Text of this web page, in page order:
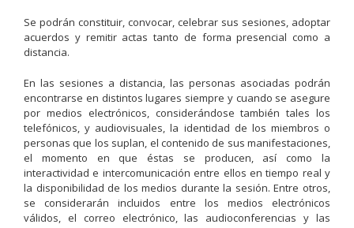
Se podrán constituir, convocar, celebrar sus sesiones, adoptar
acuerdos y remitir actas tanto de forma presencial como a
distancia.
En las sesiones a distancia, las personas asociadas podrán
encontrarse en distintos lugares siempre y cuando se asegure
por medios electrónicos, considerándose también tales los
telefónicos, y audiovisuales, la identidad de los miembros o
personas que los suplan, el contenido de sus manifestaciones,
el momento en que éstas se producen, así como la
interactividad e intercomunicación entre ellos en tiempo real y
la disponibilidad de los medios durante la sesión. Entre otros,
se considerarán incluidos entre los medios electrónicos
válidos, el correo electrónico, las audioconferencias y las